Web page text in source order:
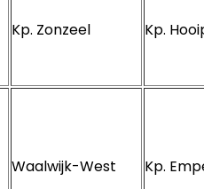
Kp. Zonzeel Kp.
Waalwijk-West Kp.